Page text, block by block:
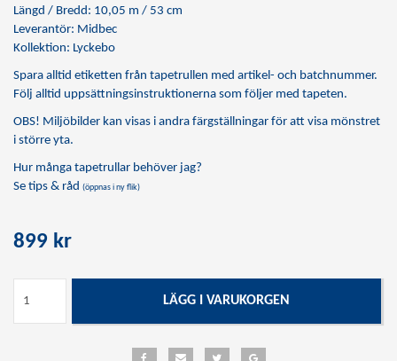
Längd / Bredd: 10,05 m / 53 cm
Leverantör: Midbec
Kollektion: Lyckebo
Spara alltid etiketten från tapetrullen med artikel- och batchnummer.
Följ alltid uppsättningsinstruktionerna som följer med tapeten.
OBS! Miljöbilder kan visas i andra färgställningar för att visa mönstret
i större yta.
Hur många tapetrullar behöver jag?
Se tips & råd (öppnas i ny flik)
899 kr
LÄGG I VARUKORGEN